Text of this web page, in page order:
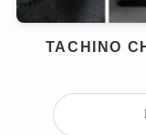
TACHINO